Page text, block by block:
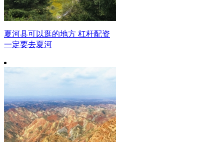
夏河县可以逛的地方 杠杆配资
一定要去夏河